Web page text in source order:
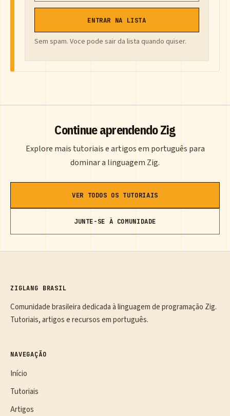
ENTRAR NA LISTA
Sem spam. Voce pode sair da lista quando quiser.
Continue aprendendo Zig
Explore mais tutoriais e artigos em português para
dominar a linguagem Zig.
VER TODOS OS TUTORIAIS
JUNTE-SE À COMUNIDADE
ZIGLANG BRASIL
Comunidade brasileira dedicada à linguagem de programação Zig.
Tutoriais, artigos e recursos em português.
NAVEGAÇÃO
Início
Tutoriais
Artigos